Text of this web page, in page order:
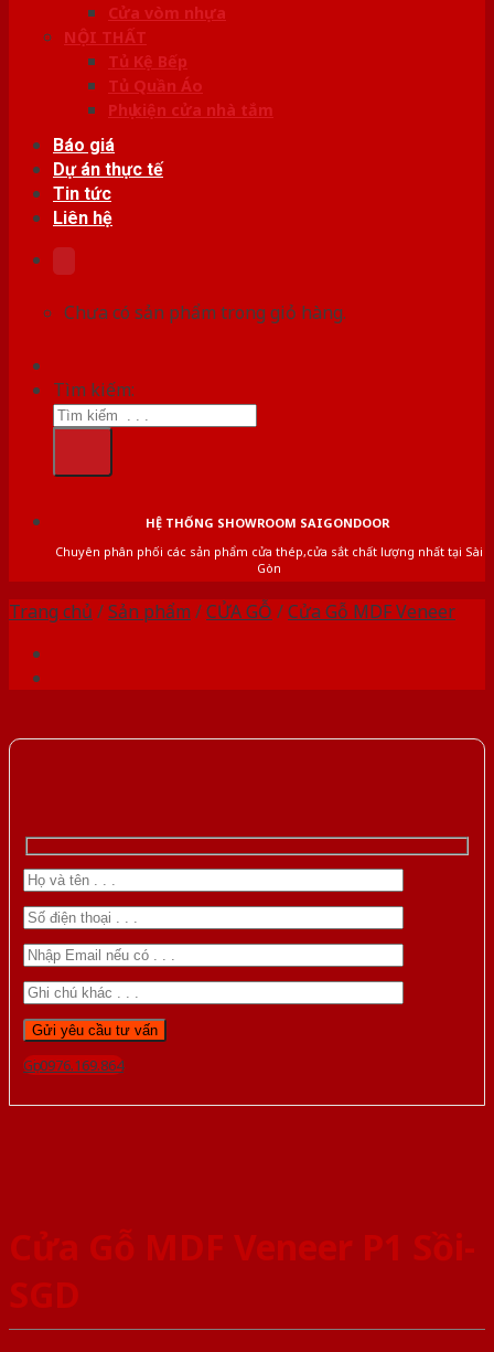
Cửa vòm nhựa
NỘI THẤT
Tủ Kệ Bếp
Tủ Quần Áo
Phụ kiện cửa nhà tắm
Báo giá
Dự án thực tế
Tin tức
Liên hệ
Chưa có sản phẩm trong giỏ hàng.
Tìm kiếm:
HỆ THỐNG SHOWROOM SAIGONDOOR
Chuyên phân phối các sản phẩm cửa thép,cửa sắt chất lượng nhất tại Sài
Gòn
Trang chủ /Sản phẩm /CỬA GỖ /Cửa Gỗ MDF Veneer
Gọi 0976.169.864
Cửa Gỗ MDF Veneer P1 Sồi-
SGD